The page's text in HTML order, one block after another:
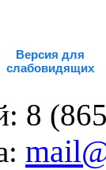
Версия для
слабовидящих
8